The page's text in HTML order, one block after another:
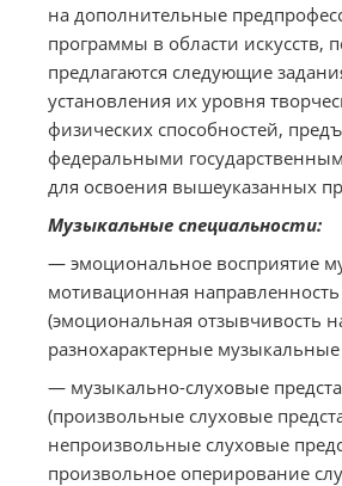
на дополнительные
программы в области искусств,
предлагаются следующие
установления их уровня
физических способностей,
федеральными
для освоения вышеуказанных
Музыкальные специальности:
— эмоциональное восприятие
мотивационная направленность
(эмоциональная отзывчивость
разнохарактерные
— музыкально-слуховые
(произвольные слуховые
непроизвольные слуховые
произвольное оперирование